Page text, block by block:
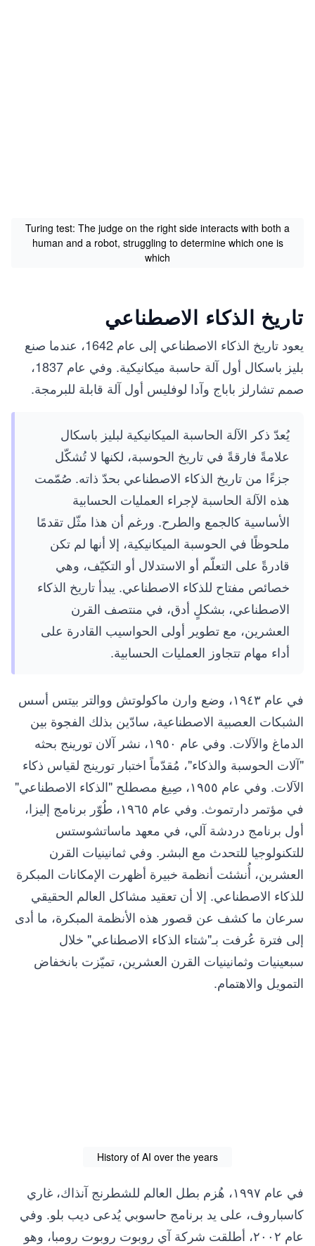
Turing test: The judge on the right side interacts with both a
human and a robot, struggling to determine which one is
which
تاريخ الذكاء الاصطناعي
يعود تاريخ الذكاء الاصطناعي إلى عام 1642، عندما صنع
بليز باسكال أول آلة حاسبة ميكانيكية. وفي عام 1837،
صمم تشارلز باباج وآدا لوفليس أول آلة قابلة للبرمجة.
يُعدّ ذكر الآلة الحاسبة الميكانيكية لبليز باسكال
علامةً فارقةً في تاريخ الحوسبة، لكنها لا تُشكّل
جزءًا من تاريخ الذكاء الاصطناعي بحدّ ذاته. صُمّمت
هذه الآلة الحاسبة لإجراء العمليات الحسابية
الأساسية كالجمع والطرح. ورغم أن هذا مثّل تقدمًا
ملحوظًا في الحوسبة الميكانيكية، إلا أنها لم تكن
قادرةً على التعلّم أو الاستدلال أو التكيّف، وهي
خصائص مفتاح للذكاء الاصطناعي. يبدأ تاريخ الذكاء
الاصطناعي، بشكلٍ أدق، في منتصف القرن
العشرين، مع تطوير أولى الحواسيب القادرة على
أداء مهام تتجاوز العمليات الحسابية.
في عام ١٩٤٣، وضع وارن ماكولوتش ووالتر بيتس أسس
الشبكات العصبية الاصطناعية، سادّين بذلك الفجوة بين
الدماغ والآلات. وفي عام ١٩٥٠، نشر آلان تورينج بحثه
"آلات الحوسبة والذكاء"، مُقدّماً اختبار تورينج لقياس ذكاء
الآلات. وفي عام ١٩٥٥، صِيغ مصطلح "الذكاء الاصطناعي"
في مؤتمر دارتموث. وفي عام ١٩٦٥، طُوّر برنامج إليزا،
أول برنامج دردشة آلي، في معهد ماساتشوستس
للتكنولوجيا للتحدث مع البشر. وفي ثمانينيات القرن
العشرين، أُنشئت أنظمة خبيرة أظهرت الإمكانات المبكرة
للذكاء الاصطناعي. إلا أن تعقيد مشاكل العالم الحقيقي
سرعان ما كشف عن قصور هذه الأنظمة المبكرة، ما أدى
إلى فترة عُرفت بـ"شتاء الذكاء الاصطناعي" خلال
سبعينيات وثمانينيات القرن العشرين، تميّزت بانخفاض
التمويل والاهتمام.
History of AI over the years
في عام ١٩٩٧، هُزم بطل العالم للشطرنج آنذاك، غاري
كاسباروف، على يد برنامج حاسوبي يُدعى ديب بلو. وفي
عام ٢٠٠٢، أطلقت شركة آي روبوت روبوت رومبا، وهو